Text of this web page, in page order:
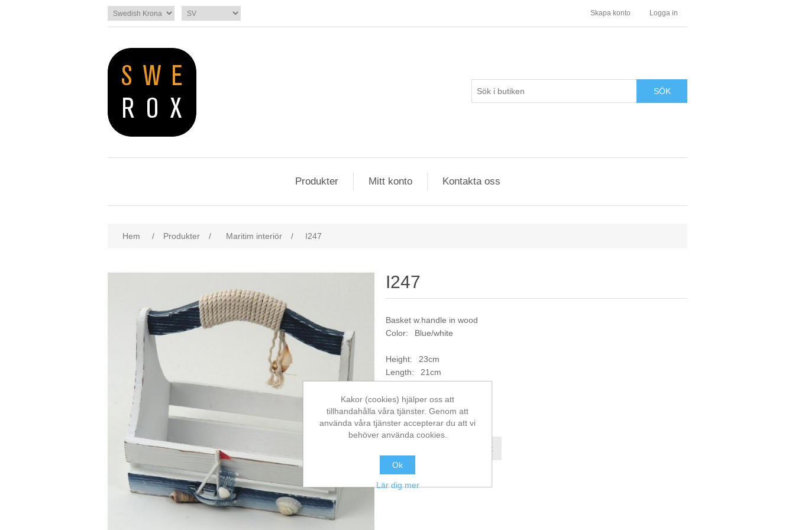
Skapa konto Logga in
SÖK
Produkter Mitt konto Kontakta oss
Hem / Produkter / Maritim interiör / I247
I247
Basket w.handle in wood
Color: Blue/white
Height: 23cm
Length: 21cm
Artikelnr: I247
Jämför denna produkt
Kakor (cookies) hjälper oss att
tillhandahålla våra tjänster. Genom att
använda våra tjänster accepterar du att vi
behöver använda cookies.
Ok
Lär dig mer